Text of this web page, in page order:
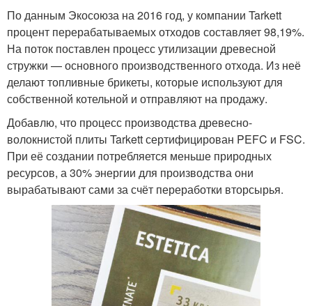
По данным Экосоюза на 2016 год, у компании Tarkett
процент перерабатываемых отходов составляет 98,19%.
На поток поставлен процесс утилизации древесной
стружки — основного производственного отхода. Из неё
делают топливные брикеты, которые используют для
собственной котельной и отправляют на продажу.
Добавлю, что процесс производства древесно-
волокнистой плиты Tarkett сертифицирован PEFC и FSC.
При её создании потребляется меньше природных
ресурсов, а 30% энергии для производства они
вырабатывают сами за счёт переработки вторсырья.